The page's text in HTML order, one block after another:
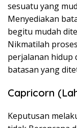
sesuatu yang
Menyediakan
begitu mudah
Nikmatilah
perjalanan hidup
batasan yang
Capricorn
Keputusan